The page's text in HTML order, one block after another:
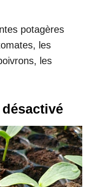
potagères
les
les